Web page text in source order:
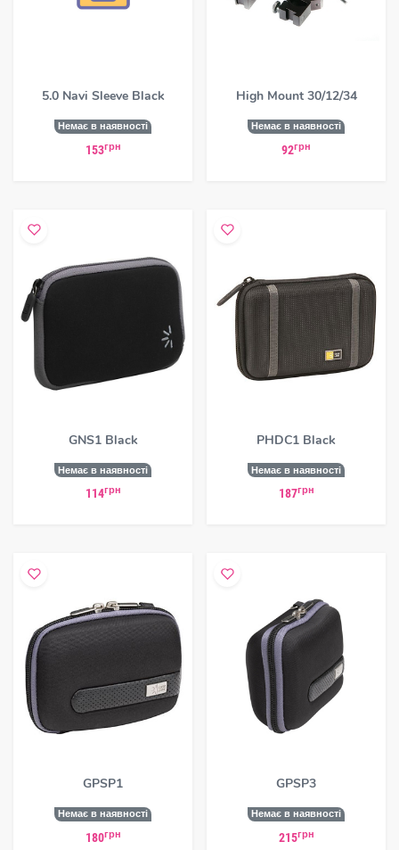
5.0 Navi Sleeve Black
Немає в наявності
153грн
High Mount 30/12/34
Немає в наявності
92грн
GNS1 Black
Немає в наявності
114грн
PHDC1 Black
Немає в наявності
187грн
GPSP1
Немає в наявності
180грн
GPSP3
Немає в наявності
215грн